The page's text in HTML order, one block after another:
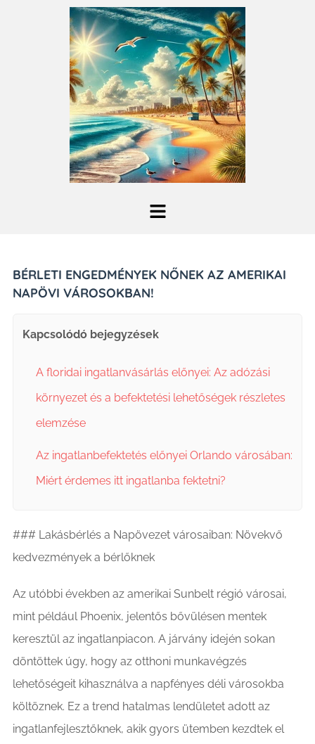
BÉRLETI ENGEDMÉNYEK NŐNEK AZ AMERIKAI
NAPÖVI VÁROSOKBAN!
Kapcsolódó bejegyzések
A floridai ingatlanvásárlás előnyei: Az adózási
környezet és a befektetési lehetőségek részletes
elemzése
Az ingatlanbefektetés előnyei Orlando városában:
Miért érdemes itt ingatlanba fektetni?
### Lakásbérlés a Napövezet városaiban: Növekvő
kedvezmények a bérlőknek
Az utóbbi években az amerikai Sunbelt régió városai,
mint például Phoenix, jelentős bővülésen mentek
keresztül az ingatlanpiacon. A járvány idején sokan
döntöttek úgy, hogy az otthoni munkavégzés
lehetőségeit kihasználva a napfényes déli városokba
költöznek. Ez a trend hatalmas lendületet adott az
ingatlanfejlesztőknek, akik gyors ütemben kezdtek el